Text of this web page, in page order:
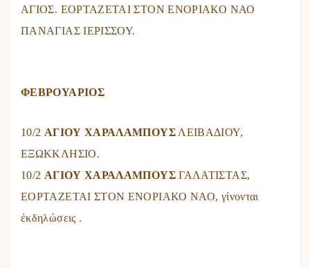
ΑΓΙΟΣ. ΕΟΡΤΑΖΕΤΑΙ ΣΤΟΝ ΕΝΟΡΙΑΚΟ ΝΑΟ
ΠΑΝΑΓΙΑΣ ΙΕΡΙΣΣΟΥ.
ΦΕΒΡΟΥΑΡΙΟΣ
10/2 ΑΓΙΟΥ ΧΑΡΑΛΑΜΠΟΥΣΛΕΙΒΑΔΙΟΥ,
ΕΞΩΚΚΛΗΣΙΟ.
10/2 ΑΓΙΟΥ ΧΑΡΑΛΑΜΠΟΥΣΓΑΛΑΤΙΣΤΑΣ,
ΕΟΡΤΑΖΕΤΑΙ ΣΤΟΝ ΕΝΟΡΙΑΚΟ ΝΑΟ, γίνονται
ἐκδηλώσεις .